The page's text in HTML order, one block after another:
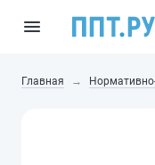
Главная